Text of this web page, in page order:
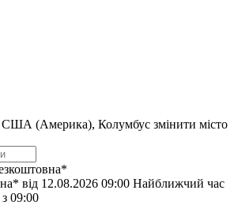
США (Америка), Колумбус змінити місто
від 12.08.2026 09:00 Найближчий час
з 09:00